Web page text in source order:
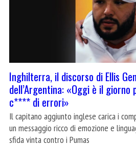
Inghilterra, il discorso di Ellis
dell’Argentina: «Oggi è il
c**** di errori»
Il capitano aggiunto inglese carica i
un messaggio ricco di emozione e
sfida vinta contro i Pumas